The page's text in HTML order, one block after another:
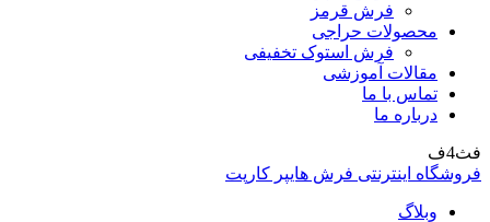
فرش قرمز
محصولات حراجی
فرش استوک تخفیفی
مقالات آموزشی
تماس با ما
درباره ما
فث4ف
فروشگاه اینترنتی فرش هایپر کارپت
وبلاگ